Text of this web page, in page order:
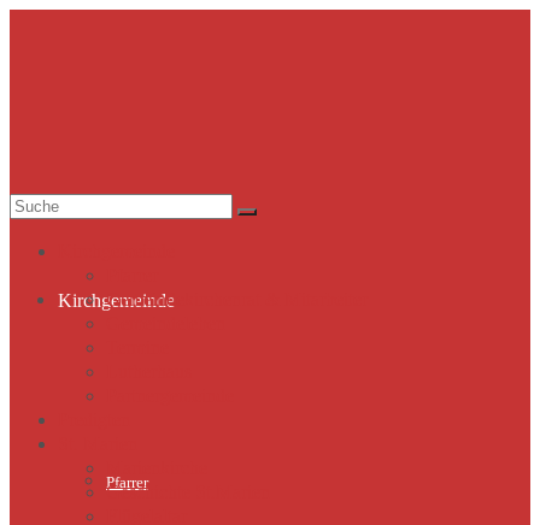
Kirchgemeinde
Pfarrer
Suche
Gemeindekirchenrat & Mitarbeiter
Geschichte St.Marien